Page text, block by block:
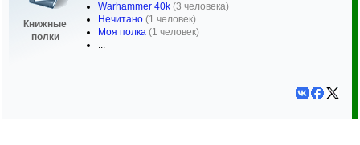
Книжные
полки
Warhammer 40k (3 человека)
Нечитано (1 человек)
Моя полка (1 человек)
...